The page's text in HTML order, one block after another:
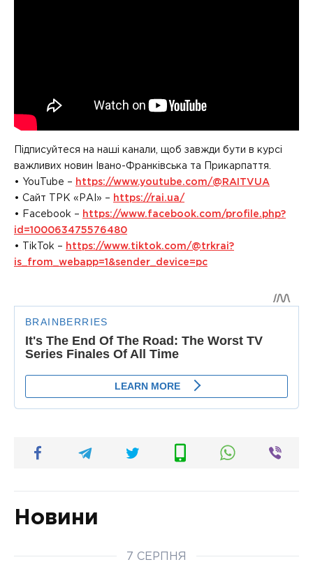
Підписуйтеся на наші канали, щоб завжди бути в курсі
важливих новин Івано-Франківська та Прикарпаття.
• YouTube – https://www.youtube.com/@RAITVUA
• Сайт ТРК «РАІ» – https://rai.ua/
• Facebook – https://www.facebook.com/profile.php?
id=100063475576480
• TikTok – https://www.tiktok.com/@trkrai?
is_from_webapp=1&sender_device=pc
Новини
7 СЕРПНЯ